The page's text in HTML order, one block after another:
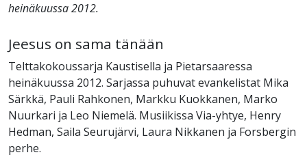
heinäkuussa 2012.
Jeesus on sama tänään
Telttakokoussarja Kaustisella ja Pietarsaaressa
heinäkuussa 2012. Sarjassa puhuvat evankelistat Mika
Särkkä, Pauli Rahkonen, Markku Kuokkanen, Marko
Nuurkari ja Leo Niemelä. Musiikissa Via-yhtye, Henry
Hedman, Saila Seurujärvi, Laura Nikkanen ja Forsbergin
perhe.